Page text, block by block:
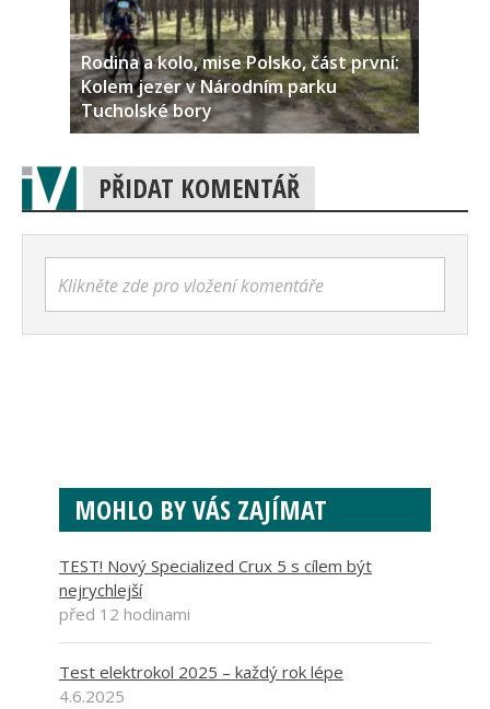
Rodina a kolo, mise Polsko, část první:
Kolem jezer v Národním parku
Tucholské bory
PŘIDAT KOMENTÁŘ
Klikněte zde pro vložení komentáře
MOHLO BY VÁS ZAJÍMAT
TEST! Nový Specialized Crux 5 s cílem být
nejrychlejší
před 12 hodinami
Test elektrokol 2025 – každý rok lépe
4.6.2025